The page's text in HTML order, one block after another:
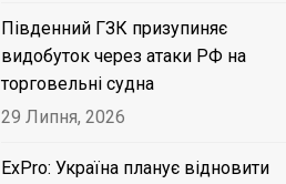
Південний ГЗК призупиняє
видобуток через атаки РФ на
торговельні судна
29 Липня, 2026
ExPro: Україна планує відновити